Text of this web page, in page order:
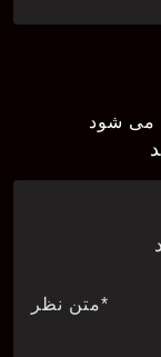
می شود
*متن نظر